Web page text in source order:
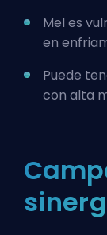
Mel es
en
Puede
con alta